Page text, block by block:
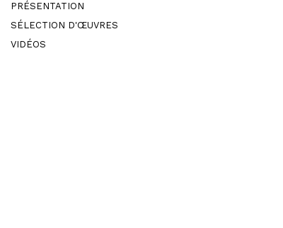
PRÉSENTATION
SÉLECTION D'ŒUVRES
VIDÉOS